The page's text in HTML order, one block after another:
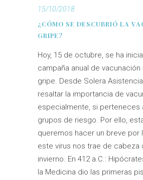
15/10/2018
¿CÓMO SE DESCUBRIÓ LA
GRIPE?
Hoy, 15 de octubre, se ha
campaña anual de vacunación
gripe. Desde Solera
resaltar la importancia de
especialmente, si perteneces
grupos de riesgo. Por ello,
queremos hacer un breve por
este virus nos trae de cabeza
invierno. En 412 a.C.:
la Medicina dio las primeras